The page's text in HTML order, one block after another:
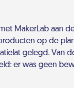
MakerLab aan
op de
gelegd. Van
er was geen